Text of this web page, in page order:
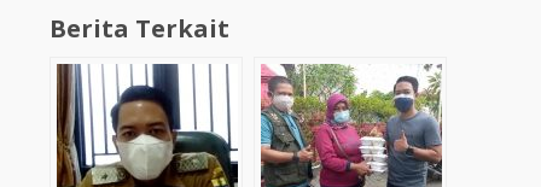
Berita Terkait